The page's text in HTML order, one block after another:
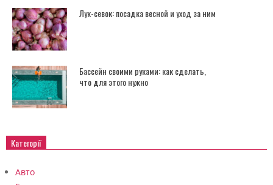
Лук-севок: посадка весной и уход за ним
Бассейн своими руками: как сделать,
что для этого нужно
Категорії
Авто